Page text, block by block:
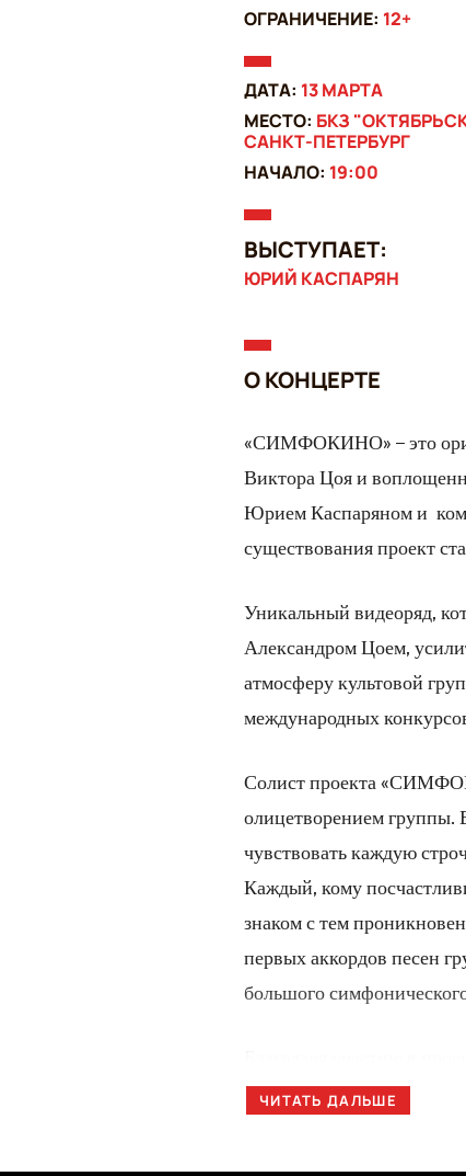
ОГРАНИЧЕНИЕ: 12+
ДАТА: 13 МАРТА
МЕСТО: БКЗ
САНКТ-ПЕТЕРБУРГ
НАЧАЛО: 19:00
ВЫСТУПАЕТ:
ЮРИЙ КАСПАРЯН
О КОНЦЕРТЕ
«СИМФОКИНО» – это
Виктора Цоя и
Юрием Каспаряном и
существования проект
Уникальный видеоряд,
Александром Цоем,
атмосферу культовой
международных
Солист проекта
олицетворением группы.
чувствовать каждую
Каждый, кому
знаком с тем
первых аккордов песен
большого
гитариста Виктора
ЧИТАТЬ ДАЛЬШЕ